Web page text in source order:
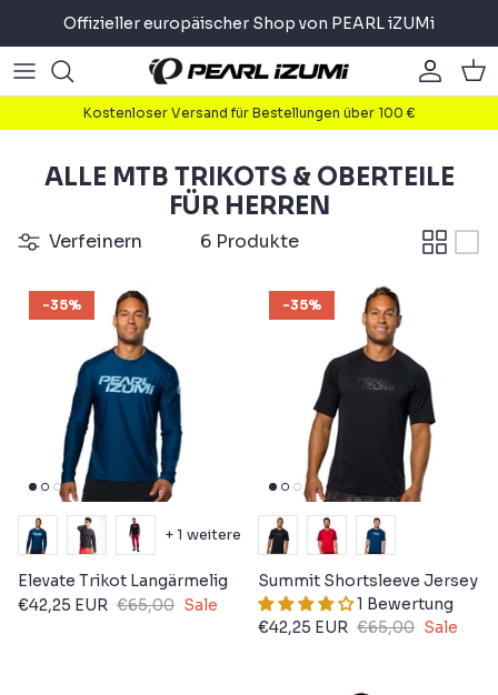
Inhalt
Offizieller europäischer Shop von PEARL iZUMi
Road
Pendler
Accessoires
Road
Pendler
Accessoires
About
Triathlon
Kostenloser Versand für Bestellungen über 100 €
ALLE MTB TRIKOTS & OBERTEILE
FÜR HERREN
Verfeinern 6 Produkte
-35%
Elevate Trikot Langärmelig
€42,25 EUR €65,00 Sale
+ 1 weitere
-35%
Summit Shortsleeve Jersey
1 Bewertung
€42,25 EUR €65,00 Sale